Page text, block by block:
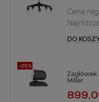
Cena
DO
Miller